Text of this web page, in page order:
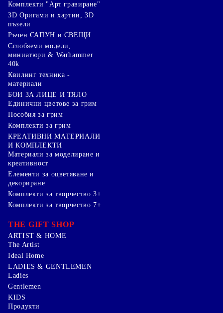
Комплекти "Арт гравиране"
3D Оригами и хартии, 3D
пъзели
Ръчен САПУН и СВЕЩИ
Сглобяеми модели,
миниатюри & Warhammer
40k
Квилинг техника -
материали
БОИ ЗА ЛИЦЕ И ТЯЛО
Единични цветове за грим
Пособия за грим
Комплекти за грим
КРЕАТИВНИ МАТЕРИАЛИ
И КОМПЛЕКТИ
Mатериали за моделиране и
креативност
Елементи за оцветяване и
декориране
Комплекти за творчество 3+
Комплекти за творчество 7+
THE GIFT SHOP
ARTIST & HOME
The Artist
Ideal Home
LADIES & GENTLEMEN
Ladies
Gentlemen
KIDS
Продукти